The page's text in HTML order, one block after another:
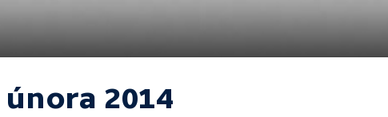
února 2014